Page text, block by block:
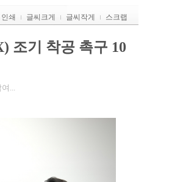
인쇄 글씨크게 글씨작게 스크랩
조기 착공 촉구 10
...